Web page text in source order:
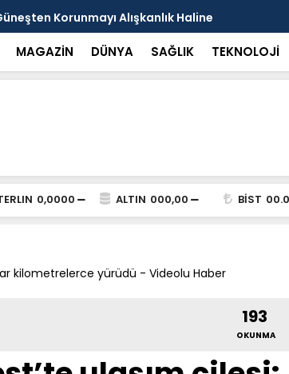
Korunmayı Alışkanlık Haline
MAGAZİN DÜNYA SAĞLIK TEKNOLOJİ
0,0000 ALTIN 000,00 BİST
kilometrelerce yürüdü - Videolu Haber
193
OKUNMA